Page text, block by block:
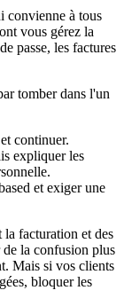
convienne à tous
vous gérez la
passe, les factures
tomber dans l'un
continuer.
expliquer les
et exiger une
facturation et des
de la confusion plus
Mais si vos clients
bloquer les